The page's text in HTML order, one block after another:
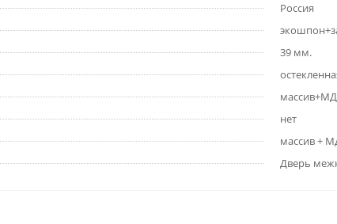
Россия
39 мм.
нет
массив +
Дверь